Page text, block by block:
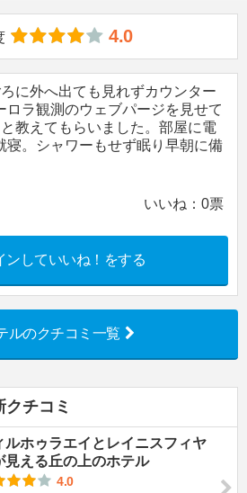
4.0
に外へ出ても見れずカウンター
ロラ観測のウェブパージを見せて
教えてもらいました。部屋に電
寝。シャワーもせず眠り早朝に備
いいね： 0票
ンしていいね！をする
ルのクチコミ一覧
クチコミ
ルホゥラエイとレイニスフィヤ
見える丘の上のホテル
4.0